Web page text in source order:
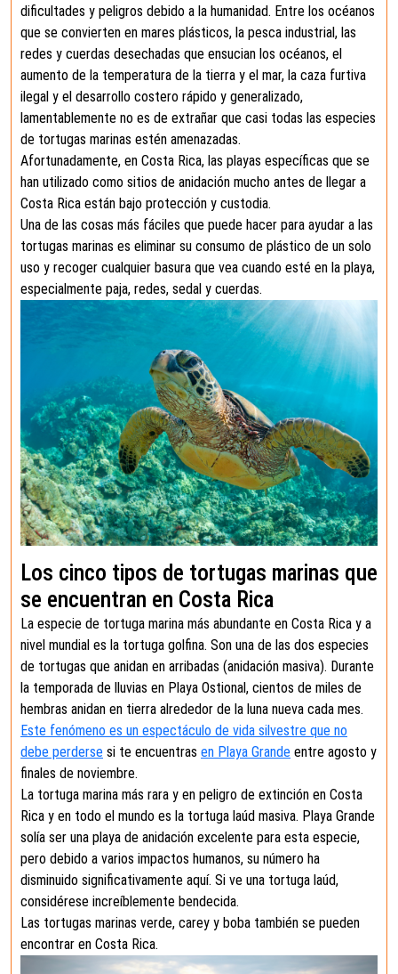
dificultades y peligros debido a la humanidad. Entre los océanos
que se convierten en mares plásticos, la pesca industrial, las
redes y cuerdas desechadas que ensucian los océanos, el
aumento de la temperatura de la tierra y el mar, la caza furtiva
ilegal y el desarrollo costero rápido y generalizado,
lamentablemente no es de extrañar que casi todas las especies
de tortugas marinas estén amenazadas.
Afortunadamente, en Costa Rica, las playas específicas que se
han utilizado como sitios de anidación mucho antes de llegar a
Costa Rica están bajo protección y custodia.
Una de las cosas más fáciles que puede hacer para ayudar a las
tortugas marinas es eliminar su consumo de plástico de un solo
uso y recoger cualquier basura que vea cuando esté en la playa,
especialmente paja, redes, sedal y cuerdas.
Los cinco tipos de tortugas marinas que
se encuentran en Costa Rica
La especie de tortuga marina más abundante en Costa Rica y a
nivel mundial es la tortuga golfina. Son una de las dos especies
de tortugas que anidan en arribadas (anidación masiva). Durante
la temporada de lluvias en Playa Ostional, cientos de miles de
hembras anidan en tierra alrededor de la luna nueva cada mes.
Este fenómeno es un espectáculo de vida silvestre que no
debe perderse si te encuentras en Playa Grande entre agosto y
finales de noviembre.
La tortuga marina más rara y en peligro de extinción en Costa
Rica y en todo el mundo es la tortuga laúd masiva. Playa Grande
solía ser una playa de anidación excelente para esta especie,
pero debido a varios impactos humanos, su número ha
disminuido significativamente aquí. Si ve una tortuga laúd,
considérese increíblemente bendecida.
Las tortugas marinas verde, carey y boba también se pueden
encontrar en Costa Rica.